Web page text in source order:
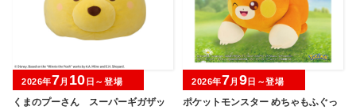
くまのプーさん スーパーギガザッ
2026年7月 10 日～登場
ポケットモンスター めちゃもふぐっ
2026年7月 9日～登場